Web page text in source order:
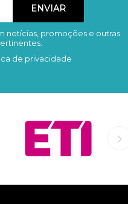
Remover
notícias, promoções e outras
de privacidade